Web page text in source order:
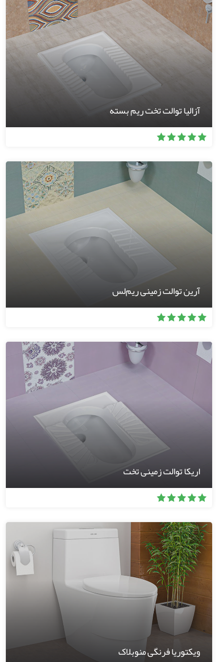
آزالیا توالت تخت ریم بسته
آرین توالت زمینی ریم‌لس
اریکا توالت زمینی تخت
ویکتوریا فرنگی منوبلاک